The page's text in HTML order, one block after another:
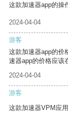
这款加速器app的操
2024-04-04
游客
这款加速器app的价
速器app的价格应该
2024-04-04
游客
这款加速器VPM应